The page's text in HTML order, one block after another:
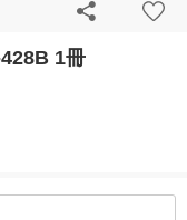
1冊